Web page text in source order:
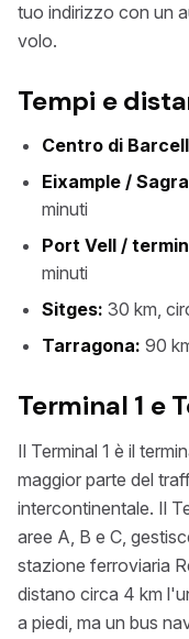
tuo indirizzo con un
volo.
Tempi e
Centro di
Eixample /
minuti
Port Vell /
minuti
Sitges: 30 km,
Tarragona: 90
Terminal 1 e
Il Terminal 1 è il
maggior parte del
intercontinentale. Il
aree A, B e C,
stazione ferroviaria
distano circa 4 km
a piedi, ma un bus